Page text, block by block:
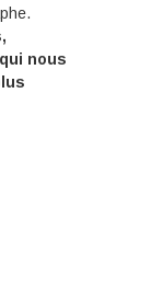
nous